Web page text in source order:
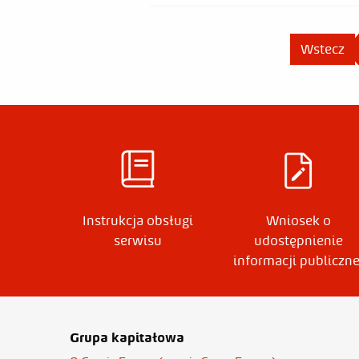
Wstecz
Instrukcja obsługi
serwisu
Wniosek o
udostępnienie
informacji
Grupa kapitałowa